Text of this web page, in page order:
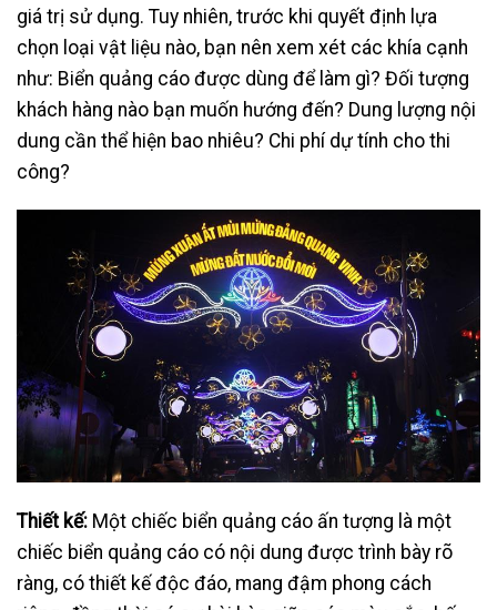
giá trị sử dụng. Tuy nhiên, trước khi quyết định lựa
chọn loại vật liệu nào, bạn nên xem xét các khía cạnh
như: Biển quảng cáo được dùng để làm gì? Đối tượng
khách hàng nào bạn muốn hướng đến? Dung lượng nội
dung cần thể hiện bao nhiêu? Chi phí dự tính cho thi
công?
Thiết kế: Một chiếc biển quảng cáo ấn tượng là một
chiếc biển quảng cáo có nội dung được trình bày rõ
ràng, có thiết kế độc đáo, mang đậm phong cách